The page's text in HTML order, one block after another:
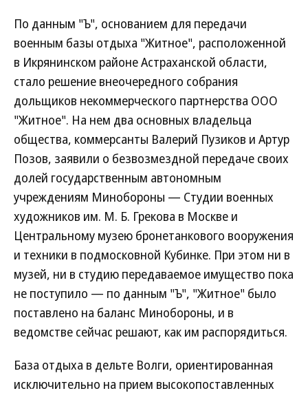
По данным "Ъ", основанием для передачи
военным базы отдыха "Житное", расположенной
в Икрянинском районе Астраханской области,
стало решение внеочередного собрания
дольщиков некоммерческого партнерства ООО
"Житное". На нем два основных владельца
общества, коммерсанты Валерий Пузиков и Артур
Позов, заявили о безвозмездной передаче своих
долей государственным автономным
учреждениям Минобороны — Студии военных
художников им. М. Б. Грекова в Москве и
Центральному музею бронетанкового вооружения
и техники в подмосковной Кубинке. При этом ни в
музей, ни в студию передаваемое имущество пока
не поступило — по данным "Ъ", "Житное" было
поставлено на баланс Минобороны, и в
ведомстве сейчас решают, как им распорядиться.
База отдыха в дельте Волги, ориентированная
исключительно на прием высокопоставленных